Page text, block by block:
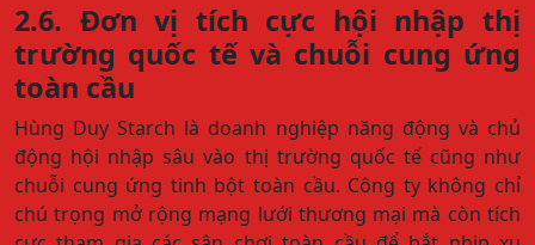
2.6. Đơn vị tích cực hội nhập thị
trường quốc tế và chuỗi cung ứng
toàn cầu
Hùng Duy Starch là doanh nghiệp năng động và chủ
động hội nhập sâu vào thị trường quốc tế cũng như
chuỗi cung ứng tinh bột toàn cầu. Công ty không chỉ
chú trọng mở rộng mạng lưới thương mại mà còn tích